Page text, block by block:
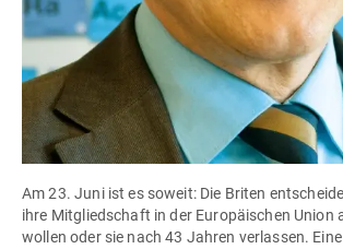
Am 23. Juni ist es soweit: Die Briten
ihre Mitgliedschaft in der Europäischen Union
wollen oder sie nach 43 Jahren verlassen.